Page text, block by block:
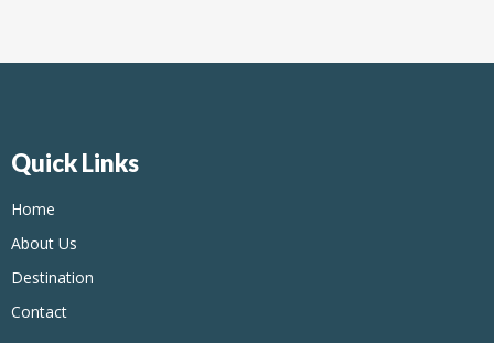
Quick Links
Home
About Us
Destination
Contact